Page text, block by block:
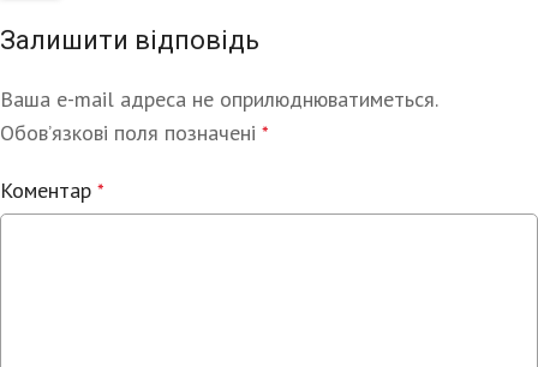
Залишити відповідь
Ваша e-mail адреса не оприлюднюватиметься.
Обов’язкові поля позначені *
Коментар *
Alternative: